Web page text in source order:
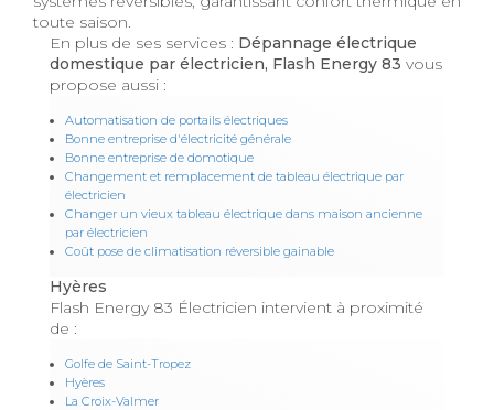
toute saison.
En plus de ses services : Dépannage électrique
domestique par électricien, Flash Energy 83 vous
propose aussi :
Automatisation de portails électriques
Bonne entreprise d'électricité générale
Bonne entreprise de domotique
Changement et remplacement de tableau électrique par
électricien
Changer un vieux tableau électrique dans maison ancienne
par électricien
Coût pose de climatisation réversible gainable
Hyères
Flash Energy 83 Électricien intervient à proximité
de :
Golfe de Saint-Tropez
Hyères
La Croix-Valmer